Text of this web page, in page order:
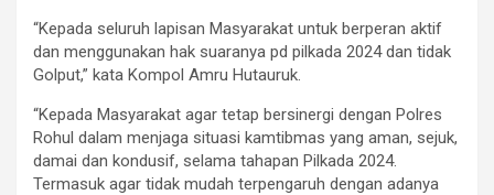
“Kepada seluruh lapisan Masyarakat untuk berperan aktif
dan menggunakan hak suaranya pd pilkada 2024 dan tidak
Golput,” kata Kompol Amru Hutauruk.
“Kepada Masyarakat agar tetap bersinergi dengan Polres
Rohul dalam menjaga situasi kamtibmas yang aman, sejuk,
damai dan kondusif, selama tahapan Pilkada 2024.
Termasuk agar tidak mudah terpengaruh dengan adanya